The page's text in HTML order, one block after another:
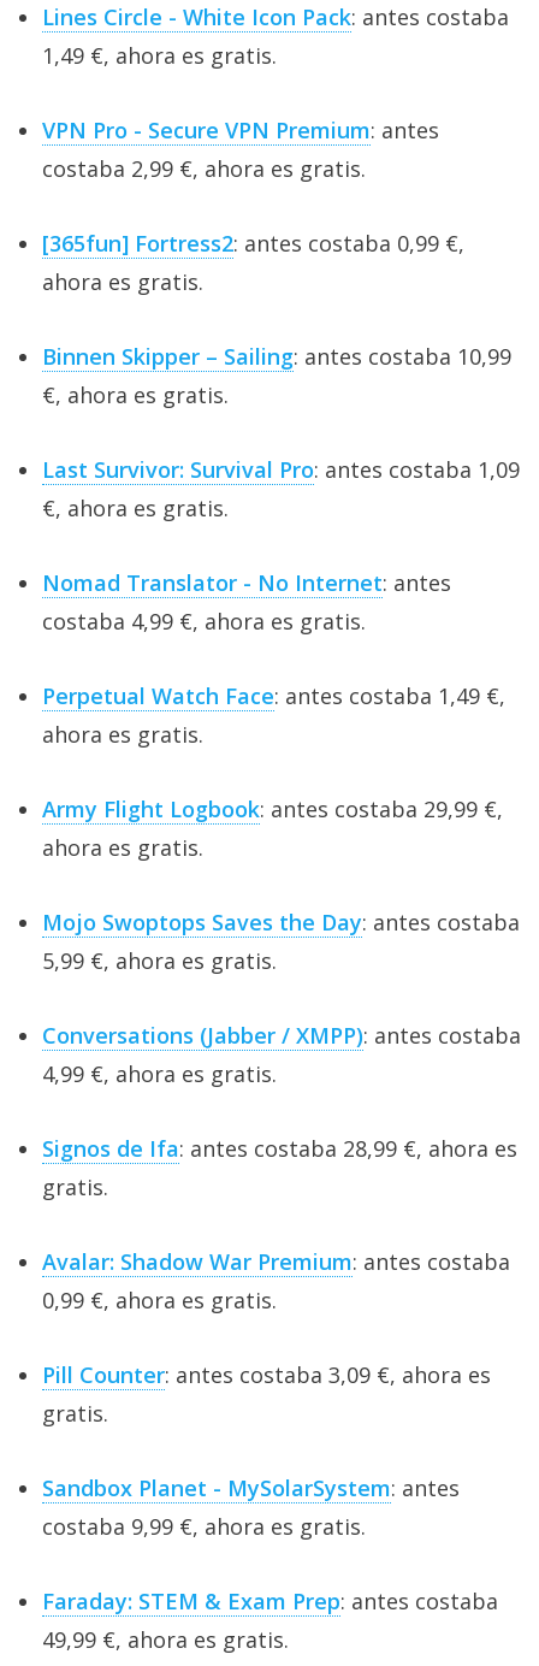
Lines Circle - White Icon Pack: antes costaba
1,49 €, ahora es gratis.
VPN Pro - Secure VPN Premium: antes
costaba 2,99 €, ahora es gratis.
[365fun] Fortress2: antes costaba 0,99 €,
ahora es gratis.
Binnen Skipper – Sailing: antes costaba 10,99
€, ahora es gratis.
Last Survivor: Survival Pro: antes costaba 1,09
€, ahora es gratis.
Nomad Translator - No Internet: antes
costaba 4,99 €, ahora es gratis.
Perpetual Watch Face: antes costaba 1,49 €,
ahora es gratis.
Army Flight Logbook: antes costaba 29,99 €,
ahora es gratis.
Mojo Swoptops Saves the Day: antes costaba
5,99 €, ahora es gratis.
Conversations (Jabber / XMPP): antes costaba
4,99 €, ahora es gratis.
Signos de Ifa: antes costaba 28,99 €, ahora es
gratis.
Avalar: Shadow War Premium: antes costaba
0,99 €, ahora es gratis.
Pill Counter: antes costaba 3,09 €, ahora es
gratis.
Sandbox Planet - MySolarSystem: antes
costaba 9,99 €, ahora es gratis.
Faraday: STEM & Exam Prep: antes costaba
49,99 €, ahora es gratis.